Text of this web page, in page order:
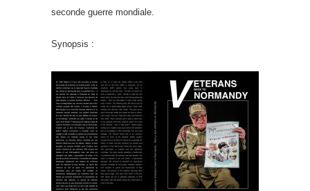
seconde guerre mondiale.
Synopsis :